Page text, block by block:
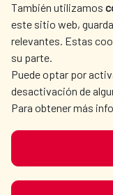
También utilizamos
este sitio web,
relevantes. Estas
su parte.
Puede optar por
desactivación de
Para obtener más